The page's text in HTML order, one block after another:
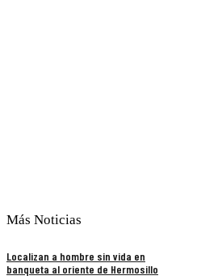
Más Noticias
Localizan a hombre sin vida en
banqueta al oriente de Hermosillo